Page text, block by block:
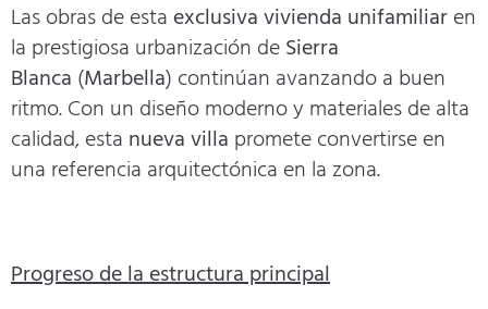
Las obras de esta exclusiva vivienda unifamiliaren
la prestigiosa urbanización deSierra
Blanca (Marbella) continúan avanzando a buen
ritmo. Con un diseño moderno y materiales de alta
calidad, esta nueva villa promete convertirse en
una referencia arquitectónica en la zona.
Progreso de la estructura principal